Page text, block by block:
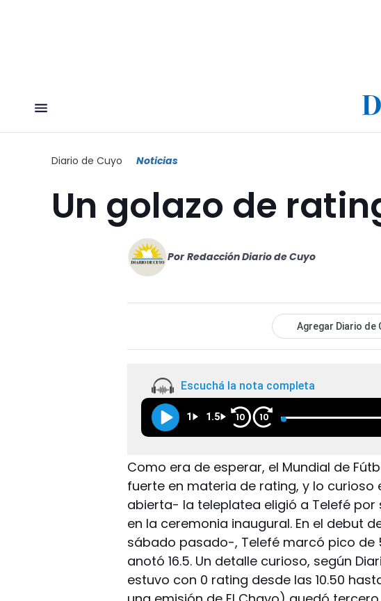
Diario de Cuyo Noticias
Un golazo de
Por Redacción Diario de Cuyo
Agregar Diario de
Escuchá la nota completa
1 1.5 10 10
Como era de esperar, el Mundial de
fuerte en materia de rating, y lo
abierta- la teleplatea eligió a Telefé
en la ceremonia inaugural. En el debut
sábado pasado-, Telefé marcó pico de
anotó 16.5. Un detalle curioso, según
estuvo con 0 rating desde las 10.50